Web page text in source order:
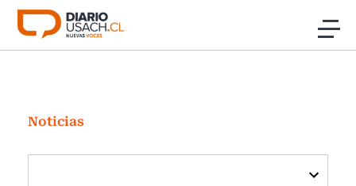
Click acá para ir directamente al contenido
Investigación
Cultura
Noticias